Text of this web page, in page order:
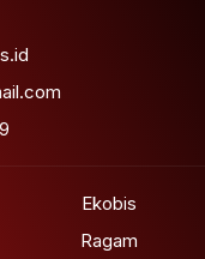
Ekobis
Ragam